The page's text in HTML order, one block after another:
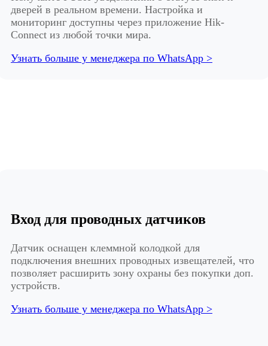
дверей в реальном времени. Настройка и
мониторинг доступны через приложение Hik-
Connect из любой точки мира.
Узнать больше у менеджера по WhatsApp >
Вход для проводных датчиков
Датчик оснащен клеммной колодкой для
подключения внешних проводных извещателей, что
позволяет расширить зону охраны без покупки доп.
устройств.
Узнать больше у менеджера по WhatsApp >